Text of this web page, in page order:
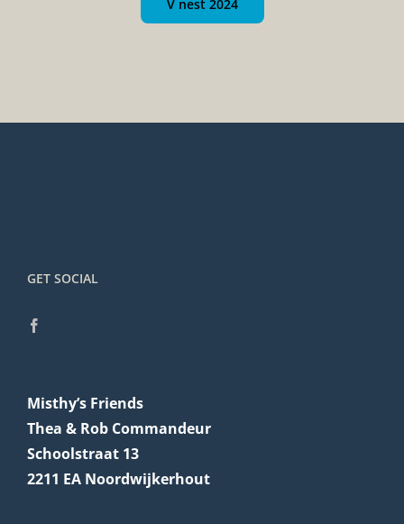
V nest 2024
GET SOCIAL
Misthy’s Friends
Thea & Rob Commandeur
Schoolstraat 13
2211 EA Noordwijkerhout